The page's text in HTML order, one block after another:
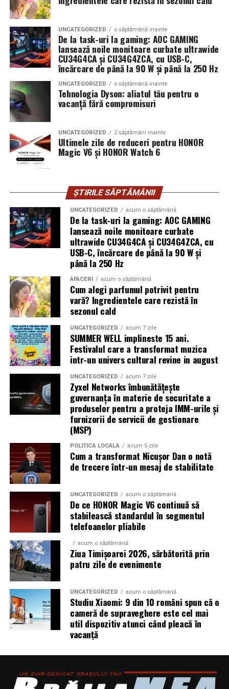
intervenit timp de peste 15 ani.
Când decide să vândă terenul, descoperă că altcineva îl
revendică.
Nu mai e doar o discuție despre acte. Devine o analiză a
comportamentului în timp. Instanța cântărește
pasivitatea proprietarului versus acțiunile concrete ale
posesorului.
Procedura în instanță: ritm și
blocaje
Procesele de revendicare nu se rezolvă rapid. Dosarele
Termenele se întind.
În unele cazuri, litigiul durează ani.
Se întâmplă. Des.
Instanțele se confruntă cu dosare vechi, acte
incomplete și situații juridice suprapuse. Mai ales în
marile orașe sau în zonele afectate de retrocedări.
Ce poate face proprietarul
Nu există o rețetă universală, dar câteva direcții apar
constant în practică:
verificarea riguroasă a titlului înainte de acțiune,
inclusiv istoricul imobilului
obținerea documentației cadastrale actualizate, nu
doar a celei existente la momentul achiziției
identificarea exactă a ocupantului și a eventualelor
drepturi invocate de acesta
consultarea unui specialist înainte de inițierea
litigiului, pentru a evita strategii greșite
Pentru cei care nu știu de unde să înceapă, există și
opțiuni rapide de orientare.O intrebare juridica gratuita
poate clarifica direcția inițială, fără costuri și fără
angajamente, aici gasesti un avocat online gratuit gata
sa iti raspunda la intrebari.
Greșeli frecvente în
revendicarea imobiliară
Mulți proprietari pornesc acțiunea cu o încredere
excesivă în actele lor. Apoi apar problemele.
Se bazează pe contracte incomplete. Ignoră situația din
Uneori, pierd.
Configurația conectică a fost dimensionată conform cerințelor
beneficiarului. La cerere, modelul poate fi extins cu prize
suplimentare, sisteme de iluminat exterior, monitorizare la
distanță și conectivitate GSM.
Gama completă: de la 3 metri la 12 metri
lungime container
Modelul livrat către beneficiar reprezintă varianta de intrare a
gamei UZINEX. Producătorul oferă
în configurații adaptate volumului de consum al fiecărui
client, de la modelul compact până la containerul industrial 40 ft.
La capătul superior al gamei, containerul de 12 metri lungime
poate găzdui până la 160 kW panouri fotovoltaice instalate și 620
kWh capacitate de stocare — o autonomie comparabilă cu o
microcentrală fixă, fără constrângerile birocratice ale acesteia.
Toate variantele sunt customizabile pe specificul fiecărui proiect.
Aplicații dincolo de șantierele civile
Ocentrală fotovoltaică mobilăeste o soluție multi-funcțională.
Aplicațiile identificate de UZINEX includ:
Șantiere de construcții civile și lucrări edilitare
Echipamente electrice alimentate pe fonduri europene
și PNRR
Operațiuni militare și tabere temporare
Evenimente outdoor și festivaluri
Operațiuni de ajutor umanitar în zone fără
infrastructură energetică
„Există un decalaj
structural între
cerințele actuale ale
fondurilor europene —
care impun
echipamente 100%
electrice — și
capacitatea reală a
infrastructurii de a livra
UNCATEGORIZED o săptămână inainte
De la task-uri la gaming: AOC GAMING
lansează noile monitoare curbate ultrawide
CU34G4CA și CU34G4ZCA, cu USB-C,
încărcare de până la 90 W și până la 250 Hz
UNCATEGORIZED o săptămână inainte
Tehnologia Dyson: aliatul tău pentru o
vacanță fără compromisuri
UNCATEGORIZED 2 săptămâni inainte
Ultimele zile de reduceri pentru HONOR
Magic V6 și HONOR Watch 6
ȘTIRILE SĂPTĂMÂNII
UNCATEGORIZED acum o săptămână
De la task-uri la gaming: AOC GAMING
lansează noile monitoare curbate
ultrawide CU34G4CA și CU34G4ZCA, cu
USB-C, încărcare de până la 90 W și
până la 250 Hz
AFACERI acum o săptămână
Cum alegi parfumul potrivit pentru
vară? Ingredientele care rezistă în
sezonul cald
UNCATEGORIZED acum 7 zile
SUMMER WELL implineste 15 ani.
Festivalul care a transformat muzica
intr-un univers cultural revine in august
UNCATEGORIZED acum 7 zile
Zyxel Networks îmbunătățește
guvernanța în materie de securitate a
produselor pentru a proteja IMM-urile și
furnizorii de servicii de gestionare
(MSP)
POLITICĂ LOCALĂ acum 5 zile
Cum a transformat Nicușor Dan o notă
de trecere într-un mesaj de stabilitate
UNCATEGORIZED acum o săptămână
De ce HONOR Magic V6 continuă să
stabilească standardul în segmentul
telefoanelor pliabile
acum o săptămână
Ziua Timișoarei 2026, sărbătorită prin
patru zile de evenimente
UNCATEGORIZED acum o săptămână
Studiu Xiaomi: 9 din 10 români spun că o
cameră de supraveghere este cel mai
util dispozitiv atunci când pleacă în
vacanță